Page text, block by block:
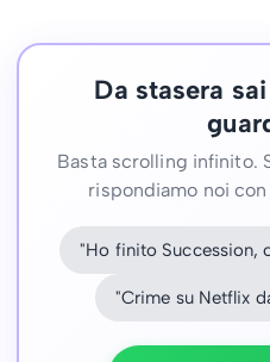
Da stasera
Basta scrolling infinito.
rispondiamo noi
"Ho finito Succession,
"Crime su Netflix